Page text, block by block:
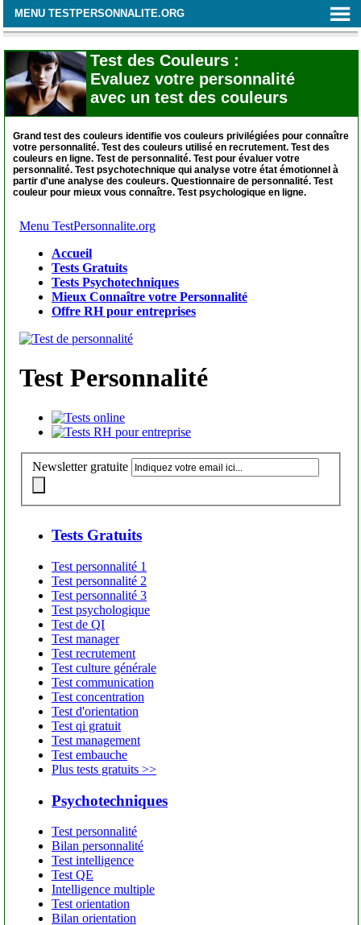
MENU TESTPERSONNALITE.ORG
Test des Couleurs :
Evaluez votre personnalité
avec un test des couleurs
Grand test des couleurs identifie vos couleurs privilégiées pour connaître
votre personnalité. Test des couleurs utilisé en recrutement. Test des
couleurs en ligne. Test de personnalité. Test pour évaluer votre
personnalité. Test psychotechnique qui analyse votre état émotionnel à
partir d'une analyse des couleurs. Questionnaire de personnalité. Test
couleur pour mieux vous connaître. Test psychologique en ligne.